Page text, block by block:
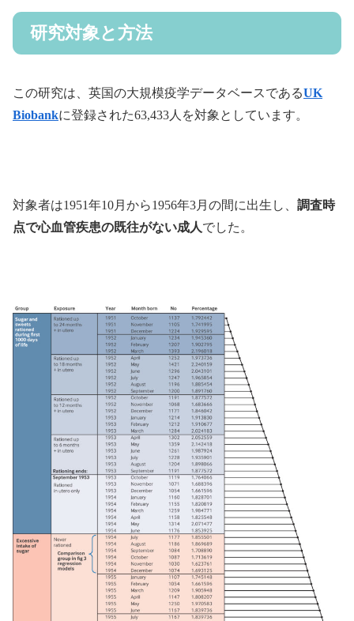
研究対象と方法
この研究は、英国の大規模疫学データベースであるUK
Biobankに登録された63,433人を対象としています。
対象者は1951年10月から1956年3月の間に出生し、 調査時
点で心血管疾患の既往がない成人でした。